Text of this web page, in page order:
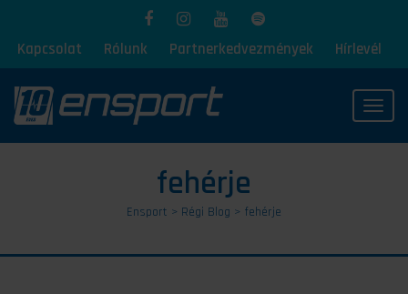
Kapcsolat Rólunk Partnerkedvezmények Hírlevél
fehérje
Ensport > Régi Blog > fehérje